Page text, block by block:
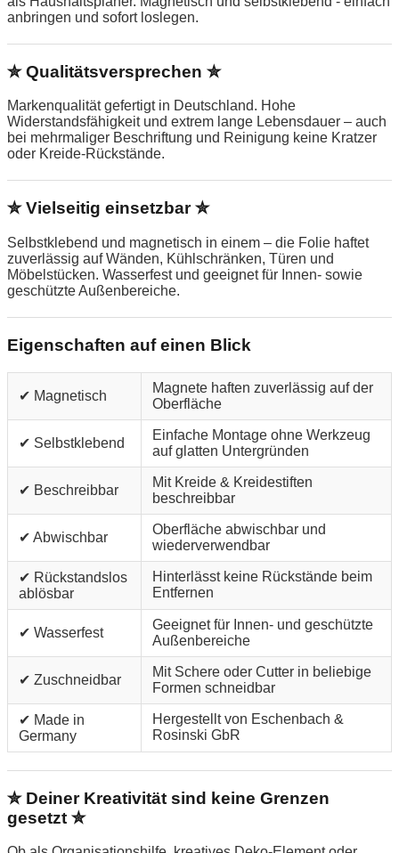
anbringen und sofort loslegen.
✮ Qualitätsversprechen ✮
Markenqualität gefertigt in Deutschland. Hohe
Widerstandsfähigkeit und extrem lange Lebensdauer – auch
bei mehrmaliger Beschriftung und Reinigung keine Kratzer
oder Kreide-Rückstände.
✮ Vielseitig einsetzbar ✮
Selbstklebend und magnetisch in einem – die Folie haftet
zuverlässig auf Wänden, Kühlschränken, Türen und
Möbelstücken. Wasserfest und geeignet für Innen- sowie
geschützte Außenbereiche.
Eigenschaften auf einen Blick
✔ Magnetisch
Magnete haften zuverlässig auf der
Oberfläche
✔ Selbstklebend
Einfache Montage ohne Werkzeug
auf glatten Untergründen
✔ Beschreibbar
Mit Kreide & Kreidestiften
beschreibbar
✔ Abwischbar
Oberfläche abwischbar und
wiederverwendbar
✔ Rückstandslos
ablösbar
Hinterlässt keine Rückstände beim
Entfernen
✔ Wasserfest
Geeignet für Innen- und geschützte
Außenbereiche
✔ Zuschneidbar
Mit Schere oder Cutter in beliebige
Formen schneidbar
✔ Made in
Germany
Hergestellt von Eschenbach &
Rosinski GbR
✮ Deiner Kreativität sind keine Grenzen
gesetzt ✮